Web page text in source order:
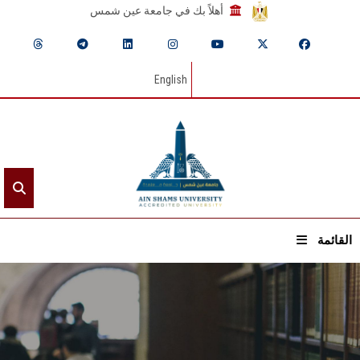
أهلاً بك في جامعة عين شمس
English
القائمة
الرئيسيـة
عن الجامعة